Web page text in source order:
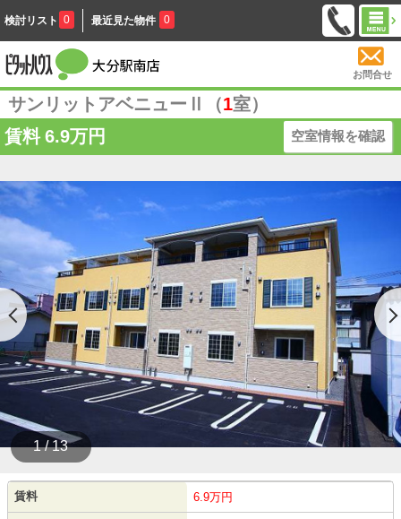
検討リスト 0 最近見た物件 0
お問合せ
サンリットアベニューⅡ（1室）
賃料 6.9万円 空室情報を確認
1 / 13
賃料 6.9万円